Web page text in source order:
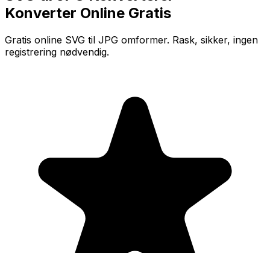
Konverter Online Gratis
Gratis online SVG til JPG omformer. Rask, sikker, ingen
registrering nødvendig.